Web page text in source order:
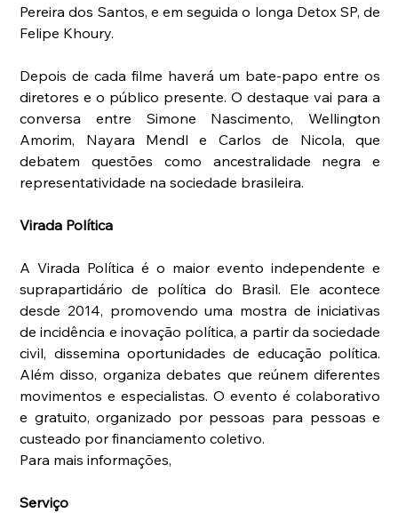
Pereira dos Santos, e em seguida o longa Detox SP, de
Felipe Khoury.
Depois de cada filme haverá um bate-papo entre os
diretores e o público presente. O destaque vai para a
conversa entre Simone Nascimento, Wellington
Amorim, Nayara Mendl e Carlos de Nicola, que
debatem questões como ancestralidade negra e
representatividade na sociedade brasileira.
Virada Política
A Virada Política é o maior evento independente e
suprapartidário de política do Brasil. Ele acontece
desde 2014, promovendo uma mostra de iniciativas
de incidência e inovação política, a partir da sociedade
civil, dissemina oportunidades de educação política.
Além disso, organiza debates que reúnem diferentes
movimentos e especialistas. O evento é colaborativo
e gratuito, organizado por pessoas para pessoas e
custeado por financiamento coletivo.
Para mais informações,
Serviço